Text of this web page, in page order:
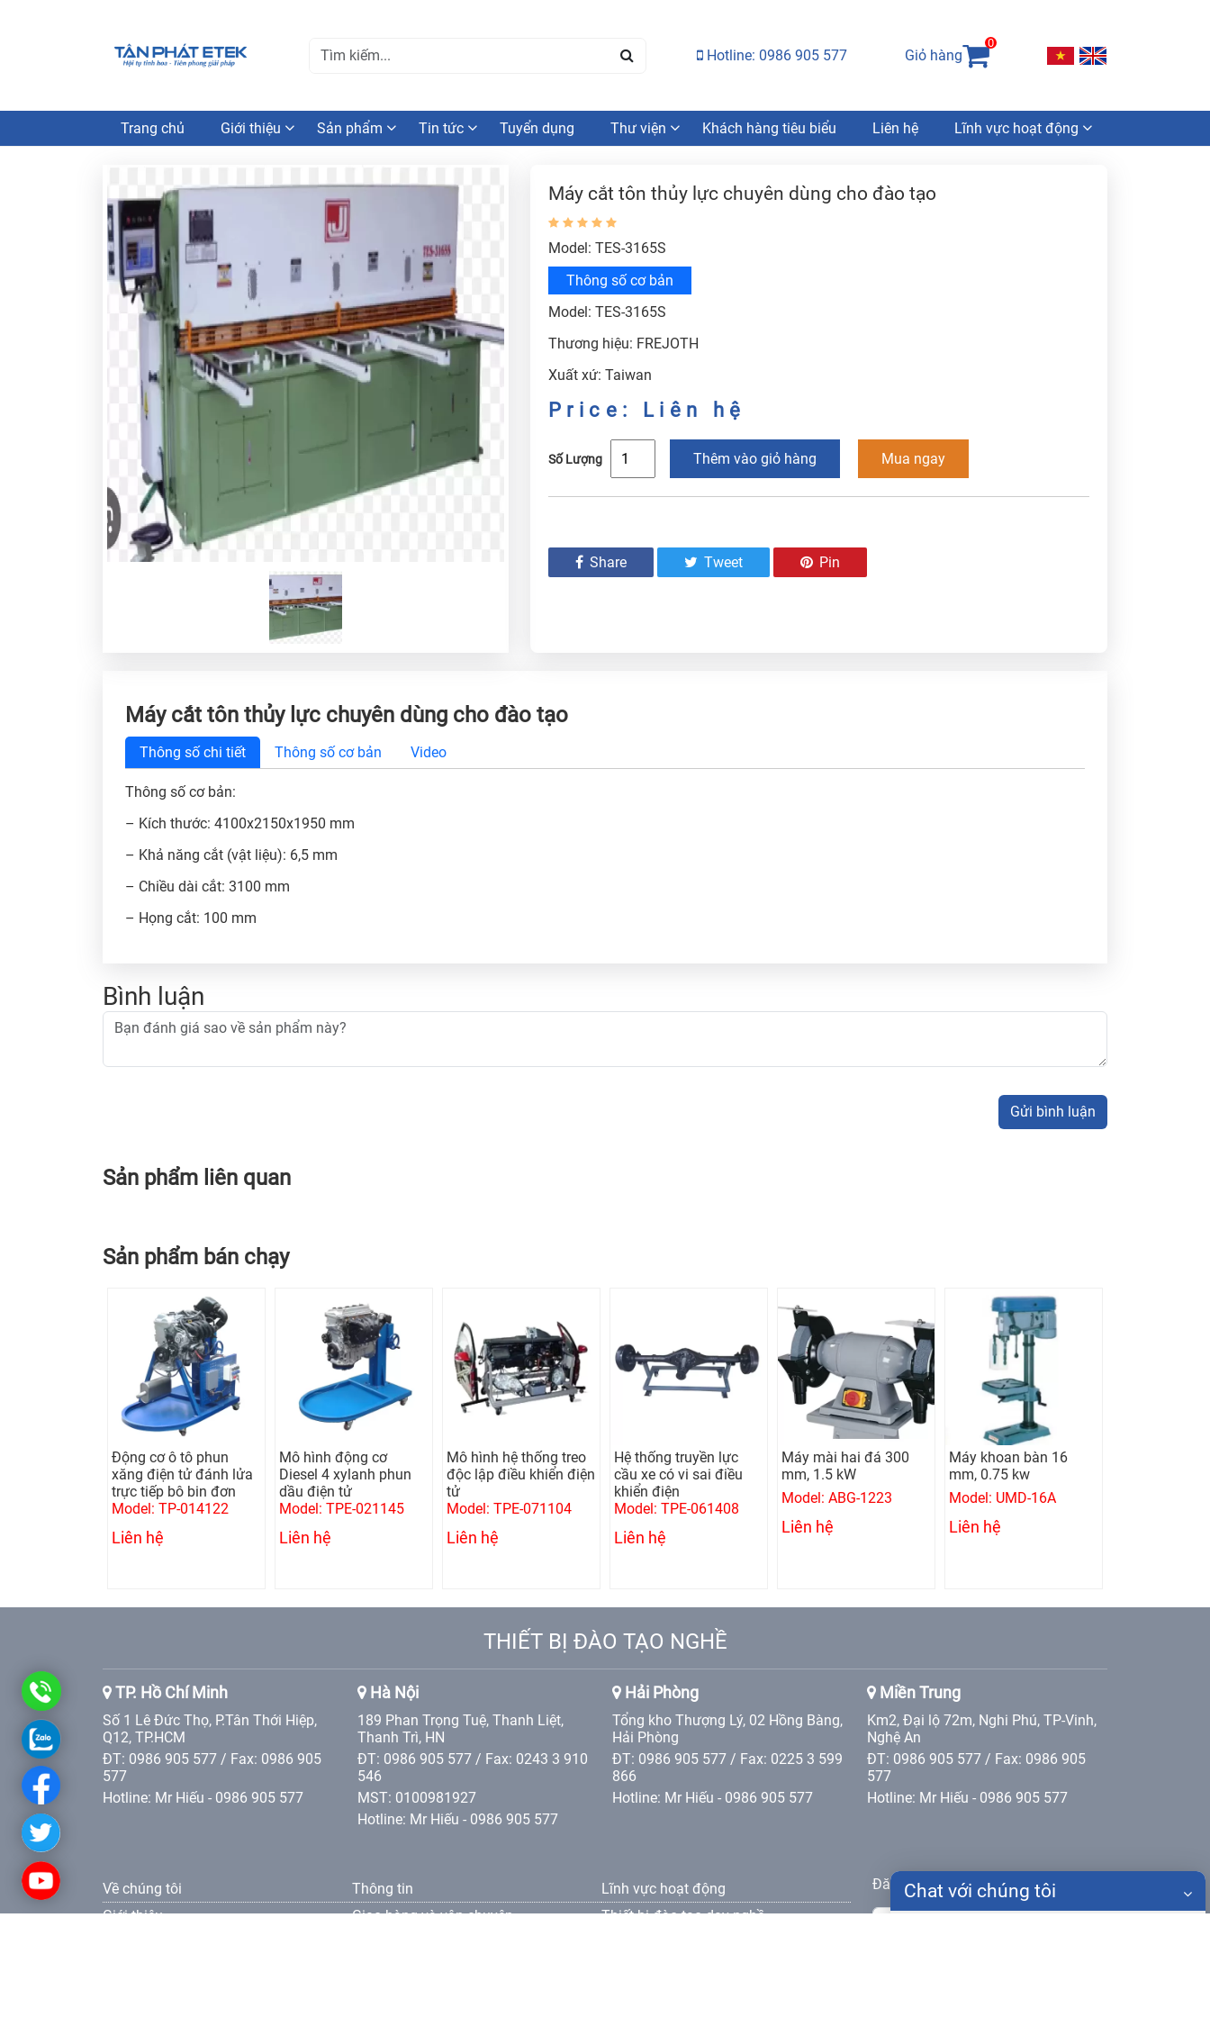
Hotline: 0986 905 577 Giỏ hàng
0
Trang chủ Giới thiệu Sản phẩm Tin tức Tuyển dụng Thư viện Khách hàng tiêu biểu Liên hệ Lĩnh vực hoạt động
Máy cắt tôn thủy lực chuyên dùng cho đào tạo
Model: TES-3165S
Thông số cơ bản
Model: TES-3165S
Thương hiệu: FREJOTH
Xuất xứ: Taiwan
Price: Liên hệ
Số Lượng Thêm vào giỏ hàng Mua ngay
Share Tweet Pin
Máy cắt tôn thủy lực chuyên dùng cho đào tạo
Thông số chi tiết Thông số cơ bản Video
Thông số cơ bản:
– Kích thước: 4100x2150x1950 mm
– Khả năng cắt (vật liệu): 6,5 mm
– Chiều dài cắt: 3100 mm
– Họng cắt: 100 mm
Bình luận
Gửi bình luận
Sản phẩm liên quan
Sản phẩm bán chạy
Động cơ ô tô phun
xăng điện tử đánh lửa
trực tiếp bô bin đơn
Model: TP-014122
Liên hệ
Mô hình động cơ
Diesel 4 xylanh phun
dầu điện tử
Model: TPE-021145
Liên hệ
Mô hình hệ thống treo
độc lập điều khiển điện
tử
Model: TPE-071104
Liên hệ
Hệ thống truyền lực
cầu xe có vi sai điều
khiển điện
Model: TPE-061408
Liên hệ
Máy mài hai đá 300
mm, 1.5 kW
Model: ABG-1223
Liên hệ
Máy khoan bàn 16
mm, 0.75 kw
Model: UMD-16A
Liên hệ
THIẾT BỊ ĐÀO TẠO NGHỀ
TP. Hồ Chí Minh
Số 1 Lê Đức Thọ, P.Tân Thới Hiệp,
Q12, TP.HCM
ĐT: 0986 905 577 / Fax: 0986 905
577
Hotline: Mr Hiếu - 0986 905 577
Hà Nội
189 Phan Trọng Tuệ, Thanh Liệt,
Thanh Trì, HN
ĐT: 0986 905 577 / Fax: 0243 3 910
546
MST: 0100981927
Hotline: Mr Hiếu - 0986 905 577
Hải Phòng
Tổng kho Thượng Lý, 02 Hồng Bàng,
Hải Phòng
ĐT: 0986 905 577 / Fax: 0225 3 599
866
Hotline: Mr Hiếu - 0986 905 577
Miền Trung
Km2, Đại lộ 72m, Nghi Phú, TP-Vinh,
Nghệ An
ĐT: 0986 905 577 / Fax: 0986 905
577
Hotline: Mr Hiếu - 0986 905 577
Về chúng tôi
Giới thiệu
Thông tin
Giao hàng và vận chuyên
Lĩnh vực hoạt động
Thiết bị đào tạo dạy nghề
Đăng ký nhận bản tin
Chat với chúng tôi